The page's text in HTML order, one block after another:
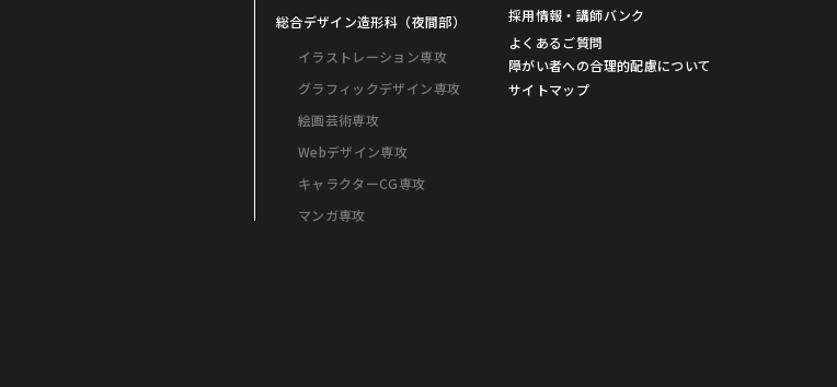
総合デザイン造形科（夜間部）
イラストレーション専攻
グラフィックデザイン専攻
絵画芸術専攻
Webデザイン専攻
キャラクターCG専攻
マンガ専攻
メディアポリシー
採用情報・講師バンク
よくあるご質問
障がい者への